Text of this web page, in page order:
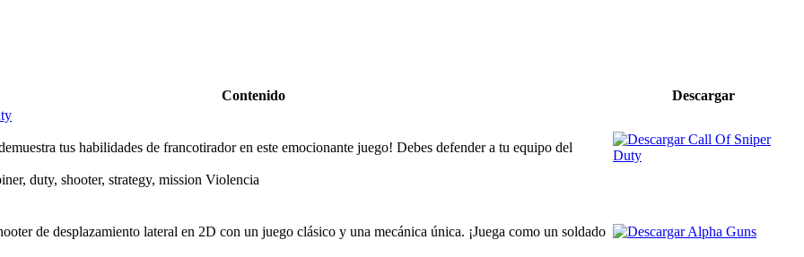
Contenido
Descargar
tus habilidades de francotirador en este emocionante juego! Debes defender a tu equipo del
duty, shooter, strategy, mission Violencia
de desplazamiento lateral en 2D con un juego clásico y una mecánica única. ¡Juega como un soldado